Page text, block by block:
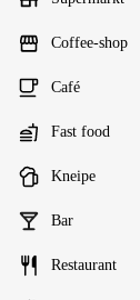
Coffee-shop
Café
Fast food
Kneipe
Bar
Restaurant